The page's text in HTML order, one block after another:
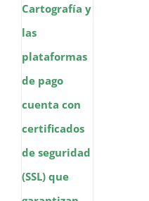
Cartografía y
las
plataformas
de pago
cuenta con
certificados
de seguridad
(SSL) que